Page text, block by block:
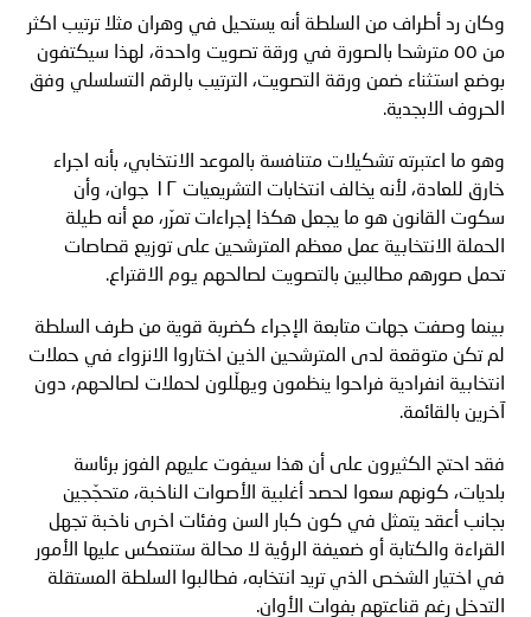
وكان رد أطراف من السلطة أنه يستحيل في وهران مثلا ترتيب اكثر
من
مترشحا بالصورة في ورقة تصويت واحدة، لهذا سيكتفون
بوضع استثناء ضمن ورقة التصويت، الترتيب بالرقم التسلسلي وفق
الحروف الابجدية.
وهو ما اعتبرته تشكيلات متنافسة بالموعد الانتخابي، بأنه اجراء
خارق للعادة، لأنه يخالف انتخابات التشريعيات
جوان، وأن
سكوت القانون هو ما يجعل هكذا إجراءات تمرّر، مع أنه طيلة
الحملة الانتخابية عمل معظم المترشحين على توزيع قصاصات
تحمل صورهم مطالبين بالتصويت لصالحهم يوم الاقتراع.
بينما وصفت جهات متابعة الإجراء كضربة قوية من طرف السلطة
لم تكن متوقعة لدى المترشحين الذين اختاروا الانزواء في حملات
انتخابية انفرادية فراحوا ينظمون ويهلّلون لحملات لصالحهم، دون
آخرين بالقائمة.
فقد احتج الكثيرون على أن هذا سيفوت عليهم الفوز برئاسة
بلديات، كونهم سعوا لحصد أغلبية الأصوات الناخبة، متحجّجين
بجانب أعقد يتمثل في كون كبار السن وفئات اخرى ناخبة تجهل
القراءة والكتابة أو ضعيفة الرؤية لا محالة ستنعكس عليها الأمور
في اختيار الشخص الذي تريد انتخابه، فطالبوا السلطة المستقلة
التدخل رغم قناعتهم بفوات الأوان.